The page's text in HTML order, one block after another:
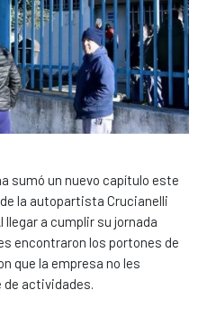
sumó un nuevo capítulo este
la autopartista Crucianelli
llegar a cumplir su jornada
encontraron los portones de
que la empresa no les
actividades.